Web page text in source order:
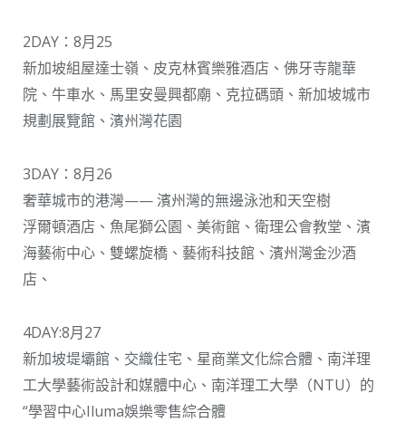
2DAY：8月25
新加坡組屋達士嶺、皮克林賓樂雅酒店、佛牙寺龍華
院、牛車水、馬里安曼興都廟、克拉碼頭、新加坡城市
規劃展覽館、濱州灣花園
3DAY：8月26
奢華城市的港灣—— 濱州灣的無邊泳池和天空樹
浮爾頓酒店、魚尾獅公園、美術館、衛理公會教堂、濱
海藝術中心、雙螺旋橋、藝術科技館、濱州灣金沙酒
店、
4DAY:8月27
新加坡堤壩館、交織住宅、星商業文化綜合體、南洋理
工大學藝術設計和媒體中心、南洋理工大學（NTU）的
“學習中心Iluma娛樂零售綜合體